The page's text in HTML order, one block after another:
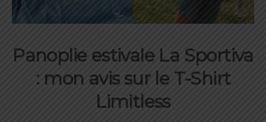
Panoplie estivale La Sportiva
: mon avis sur le T-Shirt
Limitless